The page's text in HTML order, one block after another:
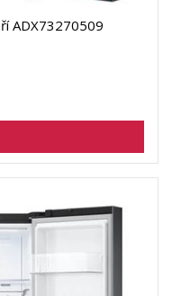
ADX73270509